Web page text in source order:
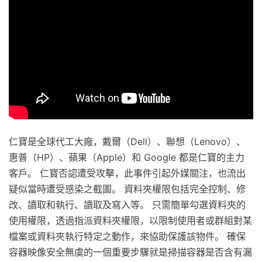
仁寶是全球代工大廠，戴爾（Dell）、聯想（Lenovo）、
惠普（HP）、蘋果（Apple）和 Google 都是仁寶的主力
客戶。 仁寶否認遭受攻擊，此事件引起外媒關注，也流出
疑似當時遭受感染之截圖。 資料夾權限包括完全控制、修
改、讀取和執行、讀取及寫入等。 只需簡單勾選資料夾的
使用權限，透過指派資料夾權限，以限制使用者或群組對某
檔案或資料夾執行特定之動作，來協助保護該物件。 確保
容器映像安全無虞的一個重要步驟就是掃描容器是否含有漏